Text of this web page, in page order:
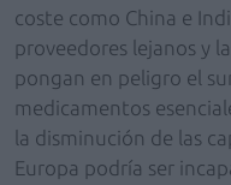
coste como China e
proveedores lejanos y
pongan en peligro el
medicamentos
la disminución de las
Europa podría ser